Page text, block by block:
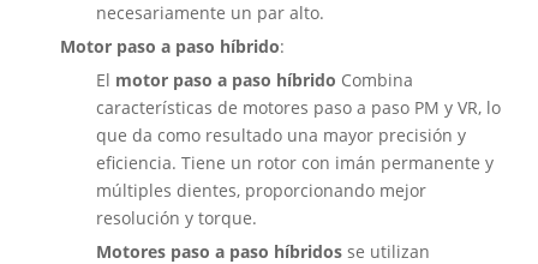
necesariamente un par alto.
Motor paso a paso híbrido:
El motor paso a paso híbrido Combina
características de motores paso a paso PM y VR, lo
que da como resultado una mayor precisión y
eficiencia. Tiene un rotor con imán permanente y
múltiples dientes, proporcionando mejor
resolución y torque.
Motores paso a paso híbridos se utilizan